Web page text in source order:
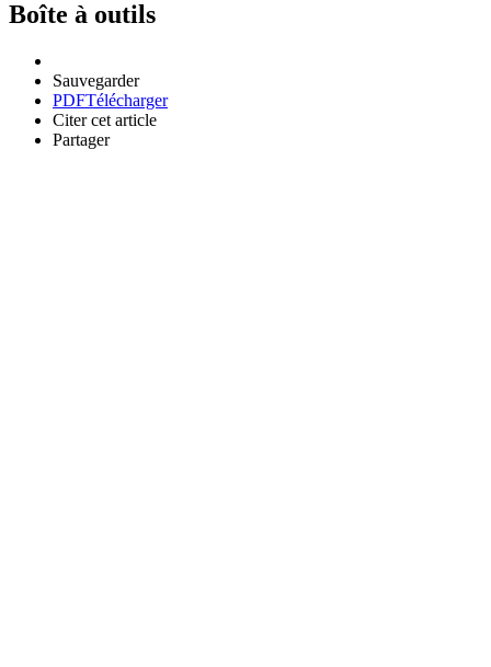
Boîte à outils
Sauvegarder
PDFTélécharger
Citer cet article
Partager